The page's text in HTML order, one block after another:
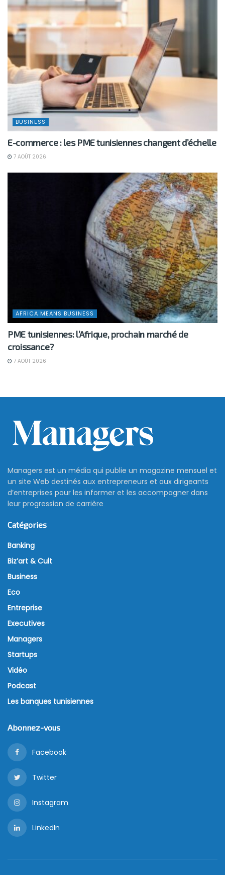
BUSINESS
E-commerce : les PME tunisiennes changent d’échelle
7 AOÛT 2026
AFRICA MEANS BUSINESS
PME tunisiennes: l’Afrique, prochain marché de
croissance?
7 AOÛT 2026
Managers est un média qui publie un magazine mensuel et
un site Web destinés aux entrepreneurs et aux dirigeants
d’entreprises pour les informer et les accompagner dans
leur progression de carrière
Catégories
Banking
Biz’art & Cult
Business
Eco
Entreprise
Executives
Managers
Startups
Vidéo
Podcast
Les banques tunisiennes
Abonnez-vous
Facebook
Twitter
Instagram
LinkedIn